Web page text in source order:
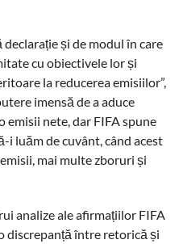
și de modul în care
cu obiectivele lor și
la reducerea emisiilor”,
imensă de a aduce
nete, dar FIFA spune
i luăm de cuvânt, când acest
mai multe zboruri și
analize ale afirmațiilor FIFA
discrepanță între retorică și